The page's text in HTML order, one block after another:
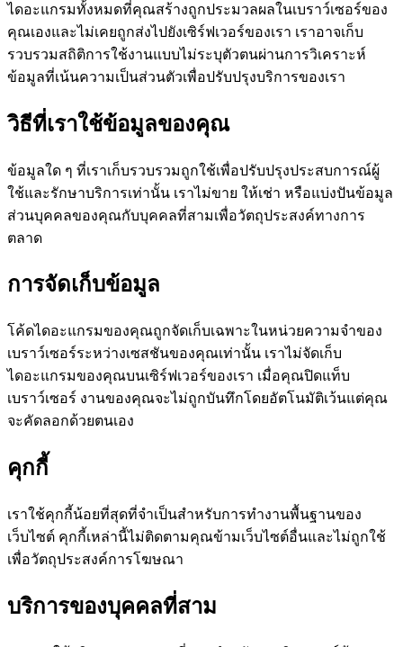
ไดอะแกรมทั้งหมดที่คุณสร้างถูกประมวลผลในเบราว์เซอร์ของ
คุณเองและไม่เคยถูกส่งไปยังเซิร์ฟเวอร์ของเรา เราอาจเก็บ
รวบรวมสถิติการใช้งานแบบไม่ระบุตัวตนผ่านการวิเคราะห์
ข้อมูลที่เน้นความเป็นส่วนตัวเพื่อปรับปรุงบริการของเรา
วิธีที่เราใช้ข้อมูลของคุณ
ข้อมูลใด ๆ ที่เราเก็บรวบรวมถูกใช้เพื่อปรับปรุงประสบการณ์ผู้
ใช้และรักษาบริการเท่านั้น เราไม่ขาย ให้เช่า หรือแบ่งปันข้อมูล
ส่วนบุคคลของคุณกับบุคคลที่สามเพื่อวัตถุประสงค์ทางการ
ตลาด
การจัดเก็บข้อมูล
โค้ดไดอะแกรมของคุณถูกจัดเก็บเฉพาะในหน่วยความจำของ
เบราว์เซอร์ระหว่างเซสชันของคุณเท่านั้น เราไม่จัดเก็บ
ไดอะแกรมของคุณบนเซิร์ฟเวอร์ของเรา เมื่อคุณปิดแท็บ
เบราว์เซอร์ งานของคุณจะไม่ถูกบันทึกโดยอัตโนมัติเว้นแต่คุณ
จะคัดลอกด้วยตนเอง
คุกกี้
เราใช้คุกกี้น้อยที่สุดที่จำเป็นสำหรับการทำงานพื้นฐานของ
เว็บไซต์ คุกกี้เหล่านี้ไม่ติดตามคุณข้ามเว็บไซต์อื่นและไม่ถูกใช้
เพื่อวัตถุประสงค์การโฆษณา
บริการของบุคคลที่สาม